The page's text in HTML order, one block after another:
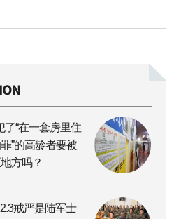
了“在一套房里住
”的高龄者要被
方吗？
戒严是陆军士